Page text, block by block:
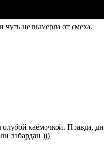
чуть не вымерла от смеха.
каёмочкой. Правда,
лабардан )))